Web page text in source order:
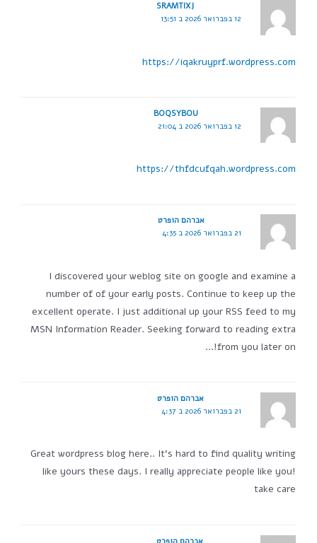
SRAMTIXJ
12 בפברואר 2026 ב 13:51
https://iqakruyprf.wordpress.com
BOQSYBOU
12 בפברואר 2026 ב 21:04
https://thfdcufqah.wordpress.com
אברהם הופרט
21 בפברואר 2026 ב 4:35
I discovered your weblog site on google and examine a
number of of your early posts. Continue to keep up the
excellent operate. I just additional up your RSS feed to my
MSN Information Reader. Seeking forward to reading extra
from you later on!…
אברהם הופרט
21 בפברואר 2026 ב 4:37
Great wordpress blog here.. It's hard to find quality writing
like yours these days. I really appreciate people like you!
take care